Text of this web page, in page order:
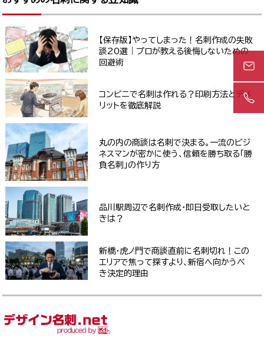
【保存版】やってしまった！名刺作成の失敗
談20選｜プロが教える後悔しないための
回避術
コンビニで名刺は作れる？印刷方法とデメ
リットを徹底解説
丸の内の商談は名刺で決まる。一流のビジ
ネスマンが密かに使う、信頼を勝ち取る「勝
負名刺」の作り方
品川駅周辺で名刺作成・即日受取したいと
きは？
新橋・虎ノ門で商談直前に名刺切れ！この
エリアで焦って探すより、新宿へ向かうべ
き決定的理由